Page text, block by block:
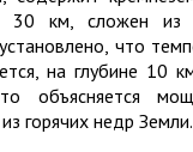
30 км, сложен из
что
на глубине 10
объясняется
горячих недр Земли.